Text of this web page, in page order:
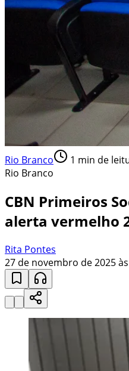
Rio Branco 1 min de
Rio Branco
CBN Primeiros
alerta vermelho
Rita Pontes
27 de novembro de 2025